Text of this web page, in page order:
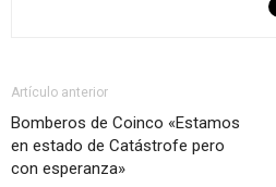
Artículo anterior
Bomberos de Coinco «Estamos
en estado de Catástrofe pero
con esperanza»